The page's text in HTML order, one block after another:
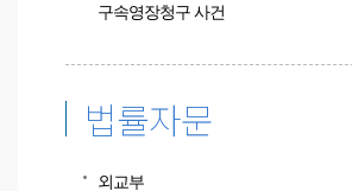
구속영장청구 사건
법률자문
외교부